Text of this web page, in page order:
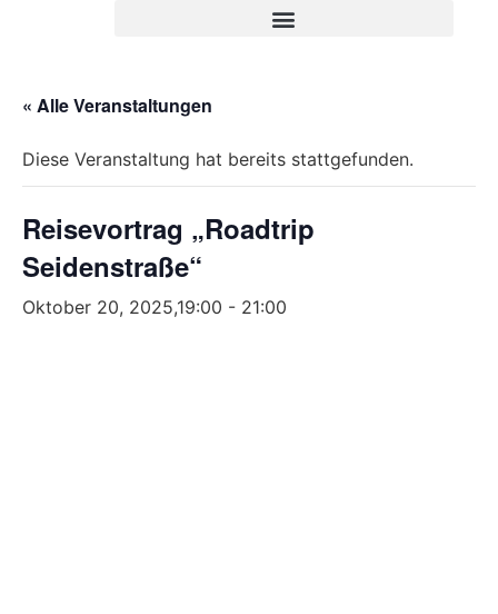
« Alle Veranstaltungen
Diese Veranstaltung hat bereits stattgefunden.
Reisevortrag „Roadtrip
Seidenstraße“
Oktober 20, 2025,19:00 - 21:00